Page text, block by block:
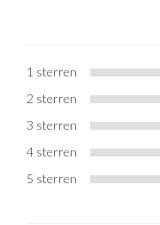
1 sterren
2 sterren
3 sterren
4 sterren
5 sterren